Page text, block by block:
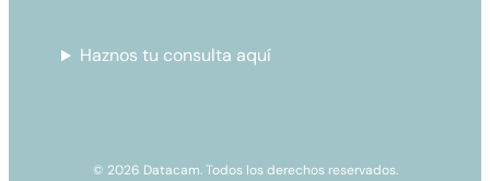
Haznos tu consulta aquí
© 2026 Datacam. Todos los derechos reservados.